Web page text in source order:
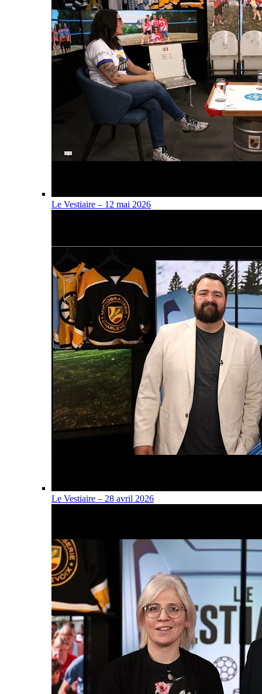
Le Vestiaire – 12 mai 2026
Le Vestiaire – 28 avril 2026